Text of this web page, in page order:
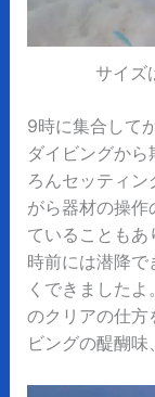
サイズ
9時に集合して
ダイビングか
ろんセッティ
がら器材の操作
ていることもあ
時前には潜降
くできました
のクリアの仕方
ビングの醍醐味